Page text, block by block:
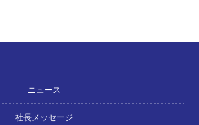
ニュース
社長メッセージ